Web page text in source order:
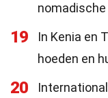
19
In Kenia en
hoeden en
20